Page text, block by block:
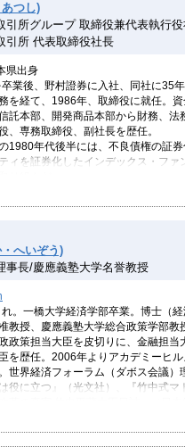
つし)
引所グループ 取締役兼代表執行
引所 代表取締役社長
県出身
業後、野村證券に入社、同社に35
を経て、1986年、取締役に就任。
託本部、開発商品本部から財務、法
、専務取締役、副社長を歴任。
1980年代後半には、不良債権の証
ィを証券化したインデックス・ファ
本の金融サービスの自由化に力を注
用、経営に携わった。
融再生プログラムの一環として誕生
生支援案件を手がけ、我が国の不良
取引所の代表取締役社長に、さらに
を傘下に持つ持株会社である東京証
就任。我が国金融市場の国際競争力
へいぞう)
事長/慶應義塾大学名誉教授
。一橋大学経済学部卒業。博士（
教授、慶應義塾大学総合政策学部教
政策担当大臣を皮切りに、金融担当
を歴任。2006年よりアカデミーヒ
世界経済フォーラム（ダボス会議）
役に立つ』（光文社）、『竹中式マ